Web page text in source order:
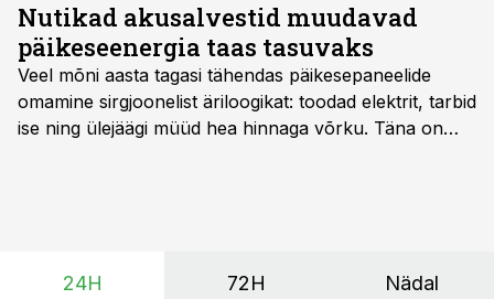
Nutikad akusalvestid muudavad
päikeseenergia taas tasuvaks
Veel mõni aasta tagasi tähendas päikesepaneelide
omamine sirgjoonelist äriloogikat: toodad elektrit, tarbid
ise ning ülejäägi müüd hea hinnaga võrku. Täna on
põllumajandusettevõtete jaoks üheks olulisemaks
24H 72H Nädal